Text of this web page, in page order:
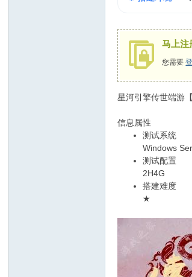
马上注
您需要
星河引擎传世端游
信息属性
测试系统
Windows
测试配置
2H4G
搭建难度
★